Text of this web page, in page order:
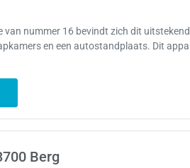
nummer 16 bevindt zich dit
en een autostandplaats. Dit
Berg